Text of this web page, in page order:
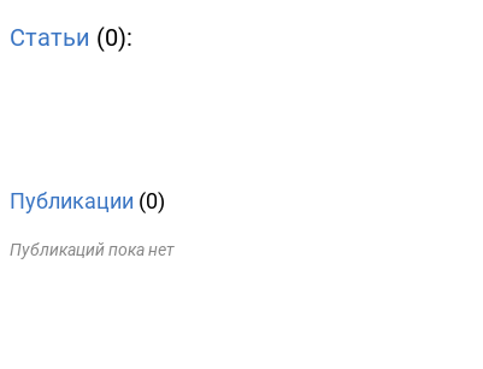
Статьи (0):
Публикации (0)
Публикаций пока нет